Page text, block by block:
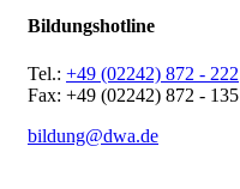
Bildungshotline
Tel.: +49 (02242) 872 - 222
Fax: +49 (02242) 872 - 135
bildung@dwa.de